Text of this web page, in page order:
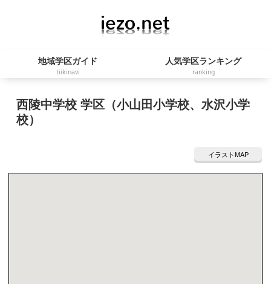
地域学区ガイド
tiikinavi
人気学区ランキング
ranking
西陵中学校 学区（小山田小学校、水沢小学
校）
イラストMAP